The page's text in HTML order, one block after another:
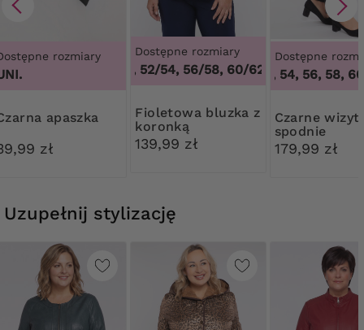
rozmiary
Czarna apaszka
zł
Dostępne rozmiary
48/50, 52/54, 56/58, 60/62, 48/50, 52/54,
Fioletowa bluzka z
koronką
139,99 zł
Dostępne
50, 52, 54, 56, 58,
Czarne wizytowe
spodnie
179,99 zł
Uzupełnij stylizację